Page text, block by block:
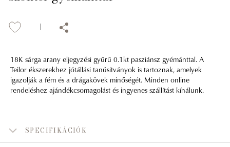
18K sárga arany eljegyzési gyűrű 0.1kt pasziánsz gyémánttal. A
Teilor ékszerekhez jótállási tanúsítványok is tartoznak, amelyek
igazolják a fém és a drágakövek minőségét. Minden online
rendeléshez ajándékcsomagolást és ingyenes szállítást kínálunk.
SPECIFIKÁCIÓK